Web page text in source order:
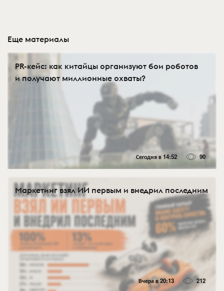
Еще материалы
PR-кейс: как китайцы организуют бои роботов
и получают миллионные охваты?
Сегодня в 14:52 90
Маркетинг взял ИИ первым и внедрил последним
Вчера в 20:13 212